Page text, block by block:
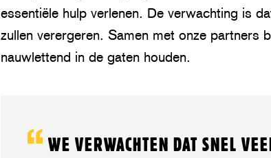
essentiële hulp verlenen. De verwachting is
zullen verergeren. Samen met onze partners
nauwlettend in de gaten houden.
WE VERWACHTEN DAT SNEL